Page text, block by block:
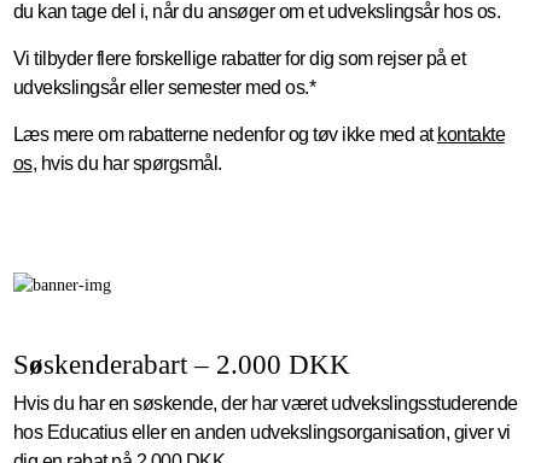
du kan tage del i, når du ansøger om et udvekslingsår hos os.
Vi tilbyder flere forskellige rabatter for dig som rejser på et
udvekslingsår eller semester med os.*
Læs mere om rabatterne nedenfor og tøv ikke med at kontakte
os, hvis du har spørgsmål.
Søskenderabart – 2.000 DKK
Hvis du har en søskende, der har været udvekslingsstuderende
hos Educatius eller en anden udvekslingsorganisation, giver vi